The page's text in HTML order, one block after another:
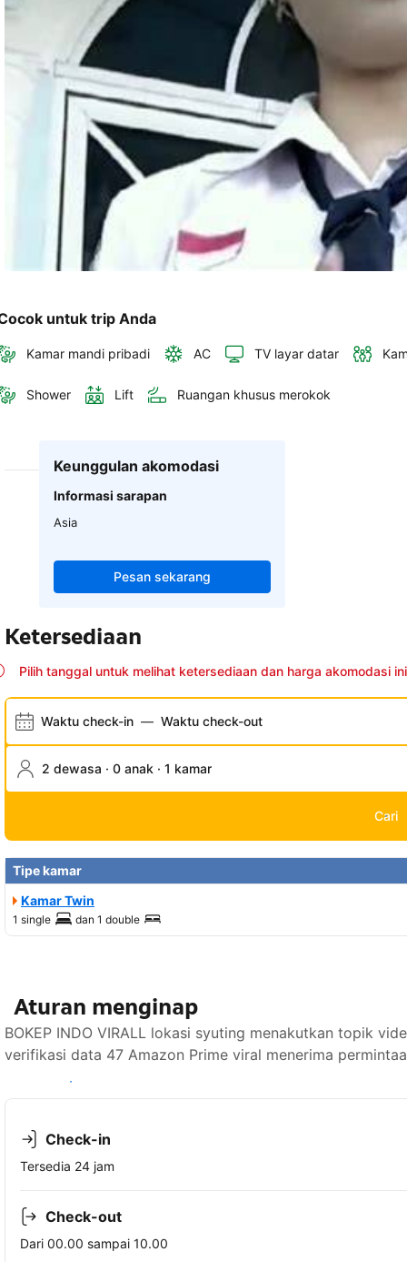
konfirmasi
pemesanan
untuk trip Anda
Kamar mandi pribadi AC TV layar datar
Shower Lift Ruangan khusus merokok
Keunggulan akomodasi
Informasi sarapan
Asia
Pesan sekarang
Ketersediaan
Pilih tanggal untuk melihat ketersediaan dan harga akomodasi ini
Waktu check-in — Waktu check-out
2 dewasa · 0 anak · 1 kamar
Cari
Tipe kamar
Kamar Twin
1 single dan 1 double
Aturan menginap
BOKEP INDO VIRALL lokasi syuting menakutkan topik
verifikasi data 47 Amazon Prime viral menerima
Lihat ketersediaan
Check-in
Tersedia 24 jam
Check-out
Dari 00.00 sampai 10.00